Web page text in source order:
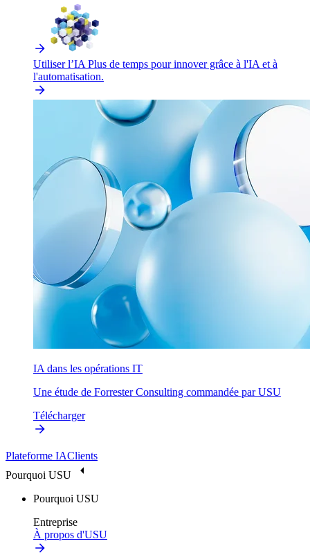
Utiliser l’IA Plus de temps pour innover grâce à l'IA et à
l'automatisation.
IA dans les opérations IT
Une étude de Forrester Consulting commandée par USU
Télécharger
Plateforme IAClients
Pourquoi USU
Pourquoi USU
Entreprise
À propos d'USU